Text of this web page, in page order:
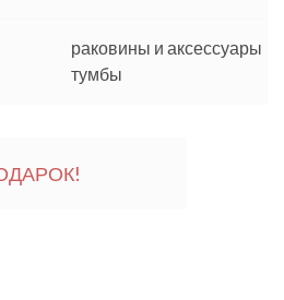
раковины и аксессуары
тумбы